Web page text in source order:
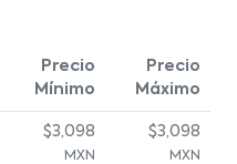
Precio
Mínimo
Precio
Máximo
$3,098
MXN
$3,098
MXN